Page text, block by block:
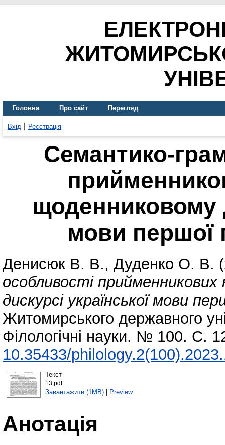
Головна Про сайт Перегляд
Вхід Реєстрація
Семантико-
щоденниковому
мови першої
Денисюк В. В., Дуденко О. В.
особливості
дискурсі української мови
Житомирського державного
Філологічні науки. № 100. С.
10.35433/
Текст
13.pdf
Завантажити (1MB)| Preview
Анотація